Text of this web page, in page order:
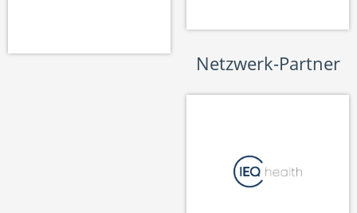
Netzwerk-Partner